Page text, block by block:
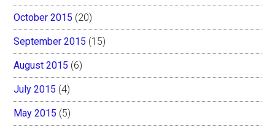
October 2015 (20)
September 2015 (15)
August 2015 (6)
July 2015 (4)
May 2015 (5)